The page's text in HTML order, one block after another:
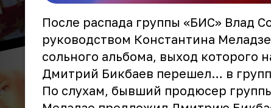
После распада группы «БИС» Влад
руководством Константина
сольного альбома, выход которого
Дмитрий Бикбаев перешел… в
По слухам, бывший продюсер